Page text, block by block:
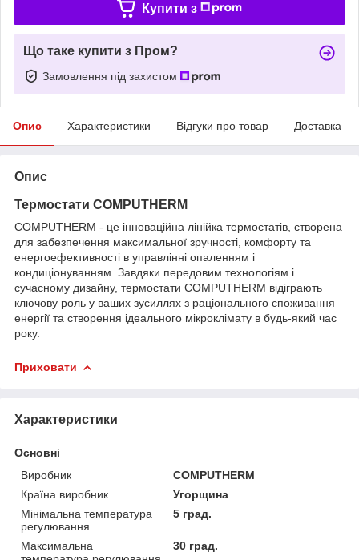
Купити з
Що таке купити з Пром?
Замовлення під захистом
Опис Характеристики Відгуки про товар Доставка
Опис
Термостати COMPUTHERM
COMPUTHERM - це інноваційна лінійка термостатів, створена
для забезпечення максимальної зручності, комфорту та
енергоефективності в управлінні опаленням і
кондиціонуванням. Завдяки передовим технологіям і
сучасному дизайну, термостати COMPUTHERM відіграють
ключову роль у ваших зусиллях з раціонального споживання
енергії та створення ідеального мікроклімату в будь-який час
року.
Приховати
Характеристики
Основні
Виробник
COMPUTHERM
Країна виробник
Угорщина
Мінімальна температура
регулювання
5 град.
Максимальна
30 град.